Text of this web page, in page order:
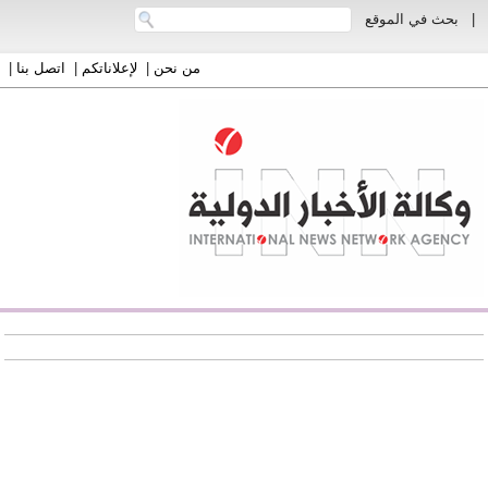
بحث في الموقع
من نحن| لإعلاناتكم| اتصل بنا|